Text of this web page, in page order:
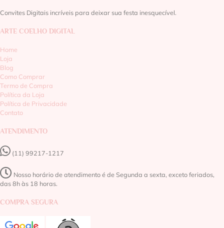
Convites Digitais incríveis para deixar sua festa inesquecível.
ARTE COELHO DIGITAL
Home
Loja
Blog
Como Comprar
Termo de Compra
Política da Loja
Política de Privacidade
Contato
ATENDIMENTO
(11) 99217-1217‬
Nosso horário de atendimento é de Segunda a sexta, exceto feriados,
das 8h às 18 horas.
COMPRA SEGURA